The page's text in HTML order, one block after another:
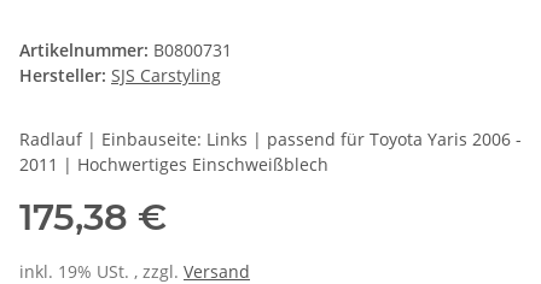
Artikelnummer: B0800731
Hersteller: SJS Carstyling
Radlauf | Einbauseite: Links | passend für Toyota Yaris 2006 -
2011 | Hochwertiges Einschweißblech
175,38 €
inkl. 19% USt. , zzgl. Versand